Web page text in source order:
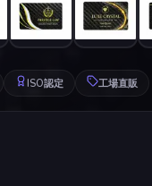
ISO認定 工場直販